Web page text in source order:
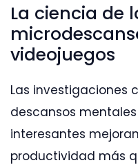
La ciencia de
videojuegos
Las investigaciones
descansos
interesantes
productividad más